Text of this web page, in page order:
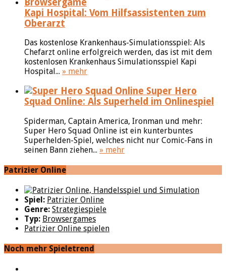
Kapi Hospital: Vom Hilfsassistenten zum
Oberarzt
Das kostenlose Krankenhaus-Simulationsspiel: Als
Chefarzt online erfolgreich werden, das ist mit dem
kostenlosen Krankenhaus Simulationsspiel Kapi
Hospital... » mehr
Super Hero
Squad Online: Als Superheld im Onlinespiel
Spiderman, Captain America, Ironman und mehr:
Super Hero Squad Online ist ein kunterbuntes
Superhelden-Spiel, welches nicht nur Comic-Fans in
seinen Bann ziehen... » mehr
Patrizier Online
Spiel: Patrizier Online
Genre: Strategiespiele
Typ: Browsergames
Patrizier Online spielen
Noch mehr Spieletrend